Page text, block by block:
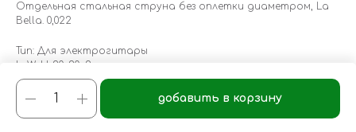
добавить в корзину
Отдельная стальная струна без оплетки диаметром, La
Bella. 0,022
Тип: Для электрогитары
LxWxH: 90x90x2 mm
Weight: 4 g